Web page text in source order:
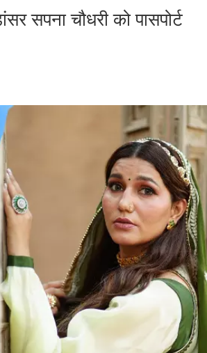
सपना चौधरी को पासपोर्ट